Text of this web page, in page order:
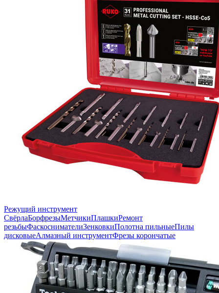
Режущий инструмент
СвёрлаБорфрезыМетчикиПлашкиРемонт
резьбыФаскоснимателиЗенковкиПолотна пильныеПилы
дисковыеАлмазный инструментФрезы корончатые